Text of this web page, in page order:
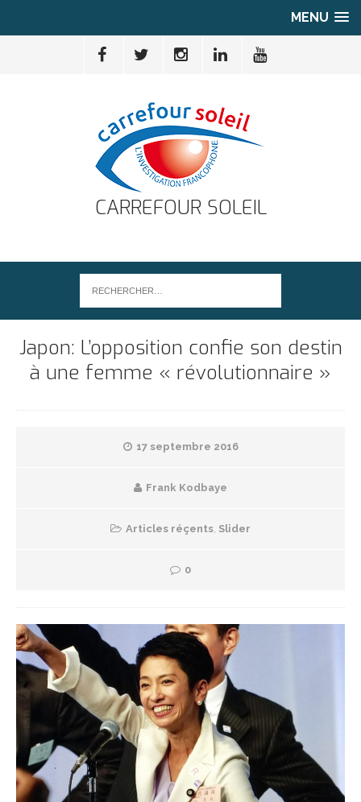
MENU
CARREFOUR SOLEIL
Japon: L’opposition confie son destin
à une femme « révolutionnaire »
17 septembre 2016
Frank Kodbaye
Articles réçents, Slider
0